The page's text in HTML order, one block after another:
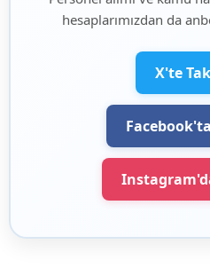
hesaplarımızdan da
X'te